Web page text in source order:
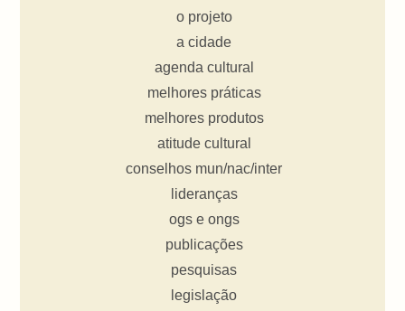
o projeto
a cidade
agenda cultural
melhores práticas
melhores produtos
atitude cultural
conselhos mun/nac/inter
lideranças
ogs e ongs
publicações
pesquisas
legislação